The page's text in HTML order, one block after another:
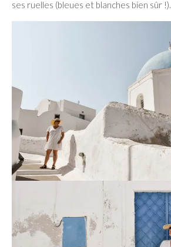
ses ruelles (bleues et blanches bien sûr !).